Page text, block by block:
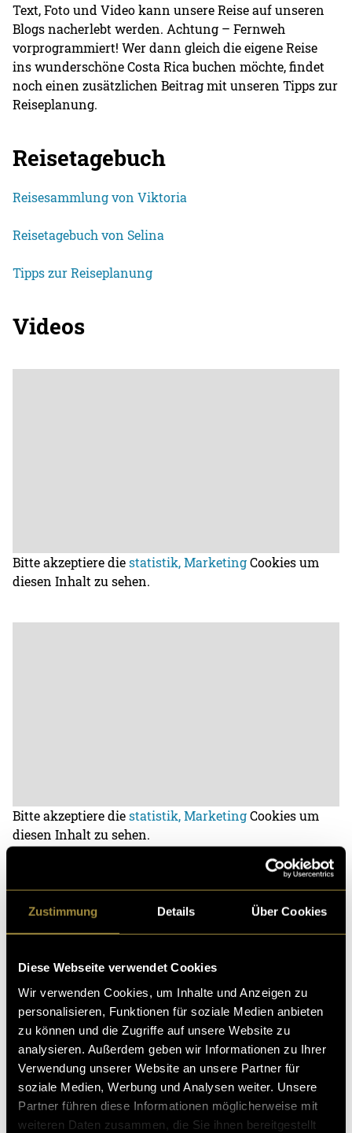
Zustimmung Details Über Cookies
Diese Webseite verwendet Cookies
Wir verwenden Cookies, um Inhalte und Anzeigen zu
personalisieren, Funktionen für soziale Medien anbieten
zu können und die Zugriffe auf unsere Website zu
analysieren. Außerdem geben wir Informationen zu Ihrer
Verwendung unserer Website an unsere Partner für
soziale Medien, Werbung und Analysen weiter. Unsere
Partner führen diese Informationen möglicherweise mit
weiteren Daten zusammen, die Sie ihnen bereitgestellt
Text, Foto und Video kann unsere Reise auf unseren
Blogs nacherlebt werden. Achtung – Fernweh
vorprogrammiert! Wer dann gleich die eigene Reise
ins wunderschöne Costa Rica buchen möchte, findet
noch einen zusätzlichen Beitrag mit unseren Tipps zur
Reiseplanung.
Reisetagebuch
Reisesammlung von Viktoria
Reisetagebuch von Selina
Tipps zur Reiseplanung
Videos
Bitte akzeptiere diestatistik, MarketingCookies um
diesen Inhalt zu sehen.
Bitte akzeptiere diestatistik, MarketingCookies um
diesen Inhalt zu sehen.
Bitte akzeptiere diestatistik, MarketingCookies um
diesen Inhalt zu sehen.